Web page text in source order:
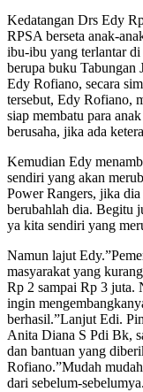
Kedatangan Drs Edy
RPSA berseta anak-
ibu-ibu yang terlantar
berupa buku Tabungan
Edy Rofiano, secara
tersebut, Edy Rofiano,
siap membatu para
berusaha, jika ada
Kemudian Edy
sendiri yang akan
Power Rangers, jika
berubahlah dia. Begitu
ya kita sendiri yang
Namun lajut
masyarakat yang
Rp 2 sampai Rp 3 juta.
ingin
berhasil.”Lanjut Edi.
Anita Diana S Pdi Bk,
dan bantuan yang
Rofiano.”Mudah
dari sebelum-